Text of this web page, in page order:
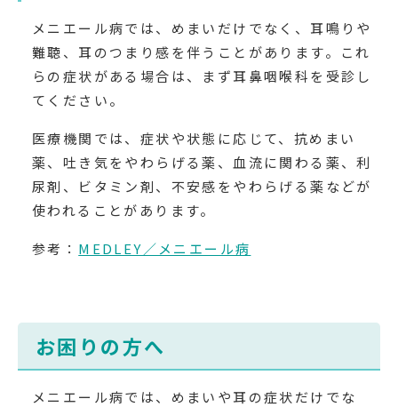
メニエール病では、めまいだけでなく、耳鳴りや
難聴、耳のつまり感を伴うことがあります。これ
らの症状がある場合は、まず耳鼻咽喉科を受診し
てください。
医療機関では、症状や状態に応じて、抗めまい
薬、吐き気をやわらげる薬、血流に関わる薬、利
尿剤、ビタミン剤、不安感をやわらげる薬などが
使われることがあります。
参考： MEDLEY／メニエール病
お困りの方へ
メニエール病では、めまいや耳の症状だけでな